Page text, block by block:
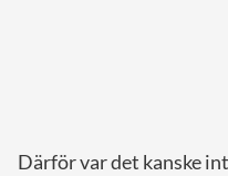
Därför var det kanske